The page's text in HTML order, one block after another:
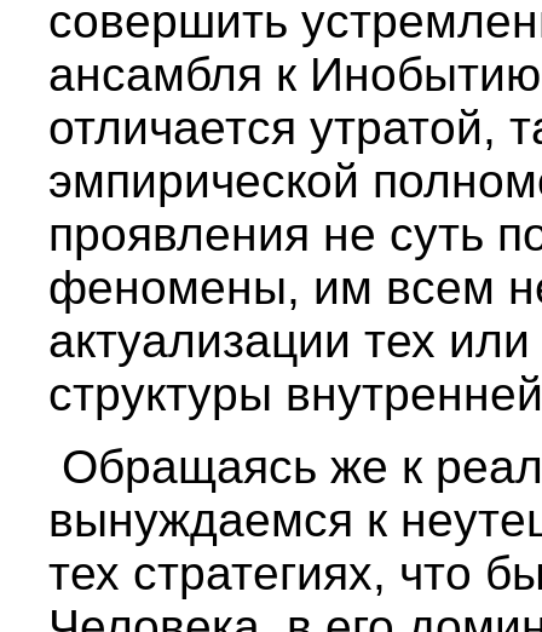
совершить
ансамбля к
отличается утратой,
эмпирической
проявления не суть
феномены, им всем
актуализации тех
структуры
Обращаясь же к
вынуждаемся к
тех стратегиях, что